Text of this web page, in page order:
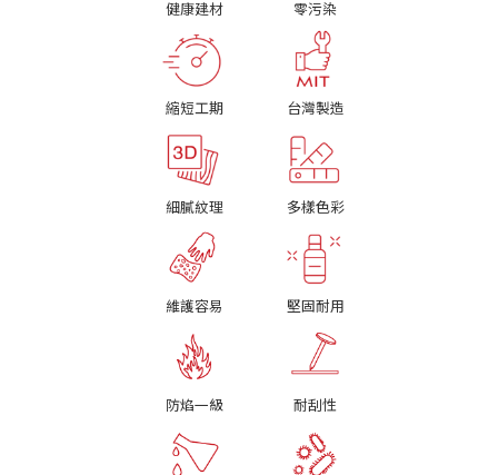
健康建材 零污染
縮短工期 台灣製造
細膩紋理 多樣色彩
維護容易 堅固耐用
防焰一級 耐刮性